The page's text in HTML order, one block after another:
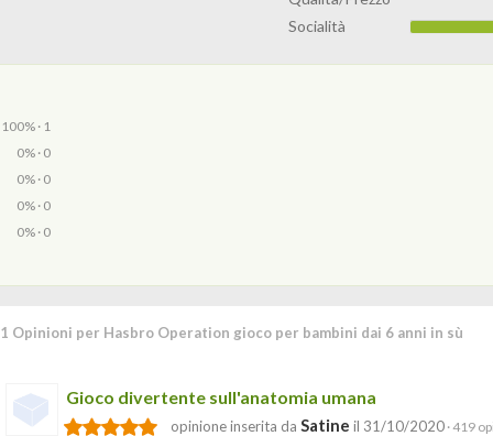
Socialità
100% · 1
0% · 0
0% · 0
0% · 0
0% · 0
1 Opinioni per Hasbro Operation gioco per bambini dai 6 anni in sù
Gioco divertente sull'anatomia umana
opinione inserita da Satine il 31/10/2020 · 419